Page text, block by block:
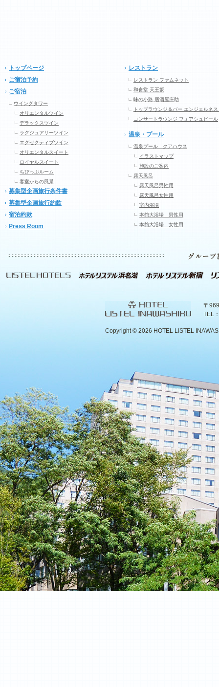
トップページ
ご宿泊予約
ご宿泊
ウイングタワー
オリエンタルツイン
デラックスツイン
ラグジュアリーツイン
エグゼクティブツイン
オリエンタルスイート
ロイヤルスイート
ちびっぷルーム
客室からの風景
募集型企画旅行条件書
募集型企画旅行約款
宿泊約款
Press Room
レストラン
レストラン ファムネット
和食堂 天王坂
味の小路 居酒屋庄助
トップラウンジ＆バー エンジェルネス
コンサートラウンジ フォアシュピール
温泉・プール
温泉プール クアハウス
イラストマップ
施設のご案内
露天風呂
露天風呂男性用
露天風呂女性用
室内浴場
本館大浴場 男性用
本館大浴場 女性用
〒
TEL
Copyright © 2026 HOTEL LISTEL